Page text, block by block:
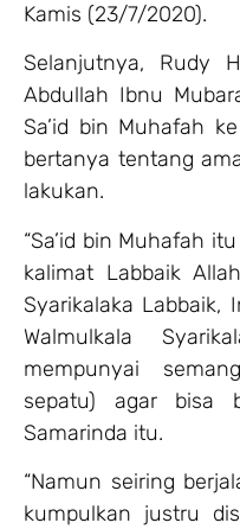
Kamis (23/7/2020).
Selanjutnya, Rudy
Abdullah Ibnu
Sa’id bin Muhafah
bertanya tentang
lakukan.
“Sa’id bin Muhafah
kalimat Labbaik
Syarikalaka Labbaik,
Walmulkala
mempunyai
sepatu) agar bisa
Samarinda itu.
“Namun seiring
kumpulkan justru